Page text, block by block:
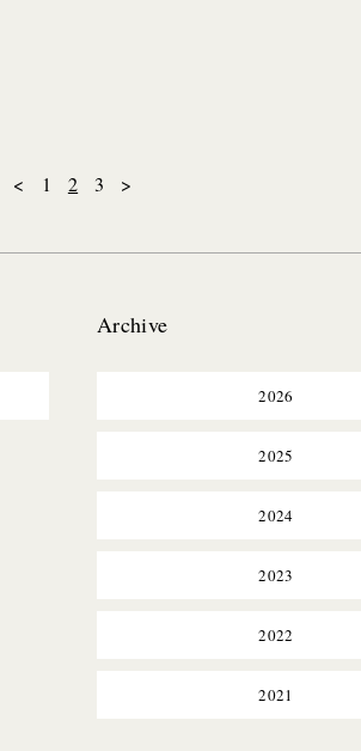
< 1 2 3 >
Archive
2026
2025
2024
2023
2022
2021